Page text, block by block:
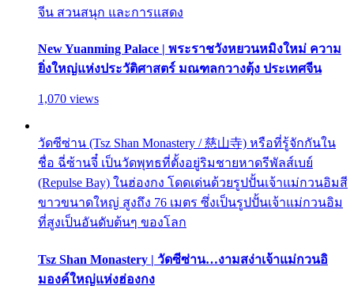
จีน สวนสนุก และการแสดง
New Yuanming Palace | พระราชวังหยวนหมิงใหม่ ความ
ยิ่งใหญ่แห่งประวัติศาสตร์ มณฑลกวางตุ้ง ประเทศจีน
1,070 views
วัดซีซ่าน (Tsz Shan Monastery / 慈山寺) หรือที่รู้จักกันใน
ชื่อ ฉี่ซ้านจี๋ เป็นวัดพุทธที่ตั้งอยู่ริมชายหาดรีพัลส์เบย์
(Repulse Bay) ในฮ่องกง โดดเด่นด้วยรูปปั้นเจ้าแม่กวนอิมสี
ขาวขนาดใหญ่ สูงถึง 76 เมตร ซึ่งเป็นรูปปั้นเจ้าแม่กวนอิม
ที่สูงเป็นอันดับต้นๆ ของโลก
Tsz Shan Monastery | วัดซีซ่าน…งามสง่าเจ้าแม่กวนอิ
มองค์ใหญ่แห่งฮ่องกง